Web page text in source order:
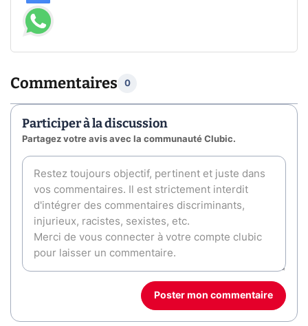
Commentaires 0
Participer à la discussion
Partagez votre avis avec la communauté Clubic.
Poster mon commentaire